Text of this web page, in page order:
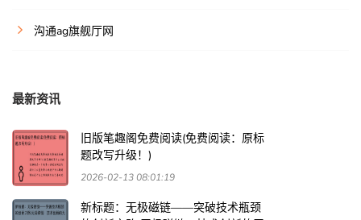
沟通ag旗舰厅网
最新资讯
旧版笔趣阁免费阅读(免费阅读：原标
题改写升级！)
2026-02-13 08:01:19
新标题：无极磁链——突破技术瓶颈